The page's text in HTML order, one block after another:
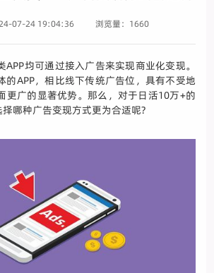
07-24 19:04:36 浏览量：1660
均可通过接入广告来实现商业化变现。
的APP，相比线下传统广告位，具有不受地
更广的显著优势。那么，对于日活10万+的
哪种广告变现方式更为合适呢?